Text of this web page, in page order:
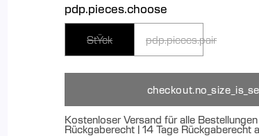
pdp.pieces.choose
StŸck pdp.pieces.pair
Kostenloser Versand für alle
Rückgaberecht | 14 Tage Rückgaberecht